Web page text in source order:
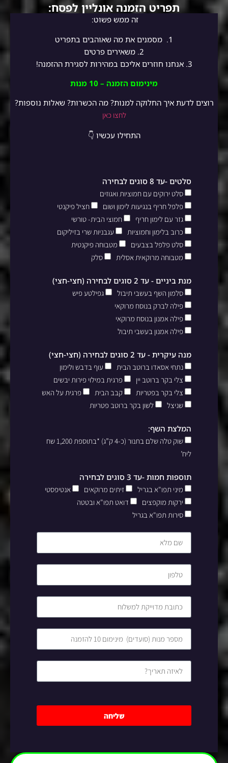
תפריט הזמנה אונליין לפסח:
זה ממש פשוט:
1.
מסמנים את מה שאוהבים בתפריט
2. משאירים פרטים
3. אנחנו חוזרים אליכם במהירות לסגירת ההזמנה!
מינימום הזמנה – 10 מנות
רוצים לדעת איך החלוקה למנות? מה הכשרות? שאלות נוספות?
לחצו כאן
התחילו עכשיו 👇
סלטים -עד 8 סוגים לבחירה
סלט ירוקים עם חמוציות ואגוזים
פלפל חריף בנגיעות לימון ושום
חציל פיקנטי
גזר עם לימון חריף
חמוצי הבית- טורשי
כרוב בלימון וחמוציות
עגבניות שרי בזיליקום
סלט פלפל בצבעים
מטבוחה פיקנטית
מטבוחה מרוקאית אסלית
סלק
מנת ביניים - עד 2 סוגים לבחירה (חצי-חצי)
סלמון השף בעשבי תיבול
גפילטע פיש
פילה לברק בנוסח מרוקאי
פילה אמנון בנוסח מרוקאי
פילה אמנון בעשבי תיבול
מנה עיקרית - עד 2 סוגים לבחירה (חצי-חצי)
נתחי אסאדו ברוטב הבית
עוף בדבש ולימון
צלי בקר ברוטב יין
פרגית במילוי פירות יבשים
צלי בקר בפטריות
קבב הבית
פרגית על האש
שניצל
לשון בקר ברוטב פטריות
המלצת השף:
שוק טלה שלם בתנור (כ-4 ק”ג) *בתוספת 1,200 שח
ליח’
תוספות חמות -עד 3 סוגים לבחירה
מיני תפו"א בגריל זיתים מרוקאים
אנטיפסטי
ירקות מוקפצים
דואט תפו"א ובטטה
סירות תפו"א בגריל
שליחה